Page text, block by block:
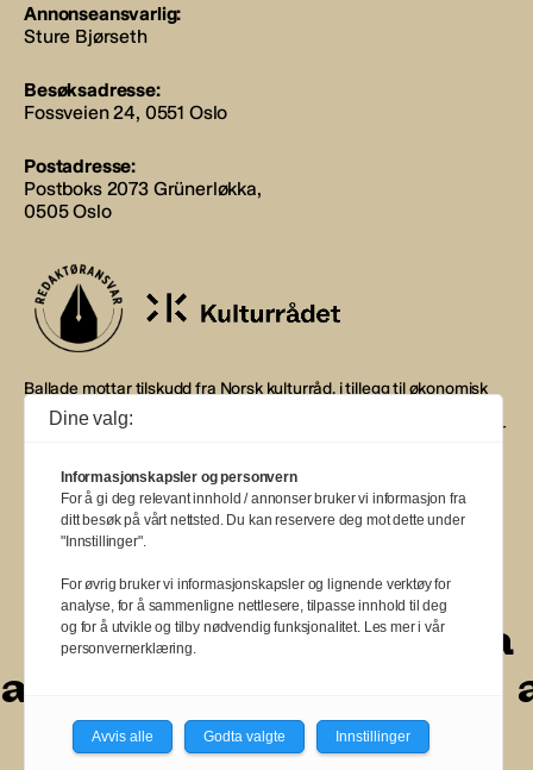
Annonseansvarlig:
Sture Bjørseth
Besøksadresse:
Fossveien 24, 0551 Oslo
Postadresse:
Postboks 2073 Grünerløkka,
0505 Oslo
Ballade mottar tilskudd fra Norsk kulturråd, i tillegg til økonomisk
støtte fra eierne NOPA, Norsk komponistforening og
Musikkforleggerne. Ballade drives etter Redaktør- og Vær Varsom-
BALLADE — NORGES MUSIKKMAGASIN
aa
aa
a
a
Dine valg:
Informasjonskapsler og personvern
For å gi deg relevant innhold / annonser bruker vi informasjon fra
ditt besøk på vårt nettsted. Du kan reservere deg mot dette under
"Innstillinger".
For øvrig bruker vi informasjonskapsler og lignende verktøy for
analyse, for å sammenligne nettlesere, tilpasse innhold til deg
og for å utvikle og tilby nødvendig funksjonalitet. Les mer i vår
personvernerklæring.
Avvis alle Godta valgte Innstillinger